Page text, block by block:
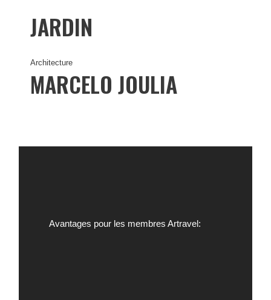
JARDIN
Architecture
MARCELO JOULIA
Avantages pour les membres Artravel: